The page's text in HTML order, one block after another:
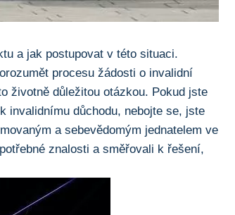
a jak postupovat v této situaci.
procesu žádosti o invalidní
životně důležitou otázkou. Pokud jste
invalidnímu důchodu, nebojte‌ se, ‍jste
a sebevědomým jednatelem ve
znalosti a směřovali k řešení,